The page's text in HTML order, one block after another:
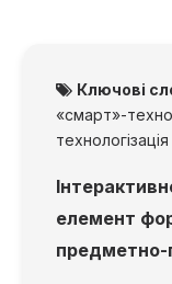
Ключові
«смарт»-
елемент
предметно-